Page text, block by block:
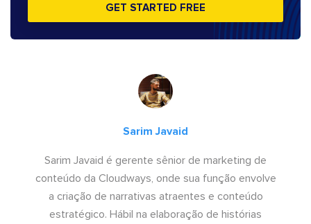
GET STARTED FREE
Sarim Javaid
Sarim Javaid é gerente sênior de marketing de
conteúdo da Cloudways, onde sua função envolve
a criação de narrativas atraentes e conteúdo
estratégico. Hábil na elaboração de histórias